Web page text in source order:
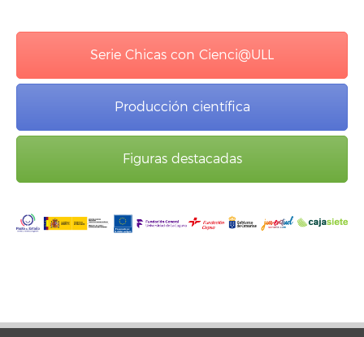
Serie Chicas con Cienci@ULL
Producción científica
Figuras destacadas